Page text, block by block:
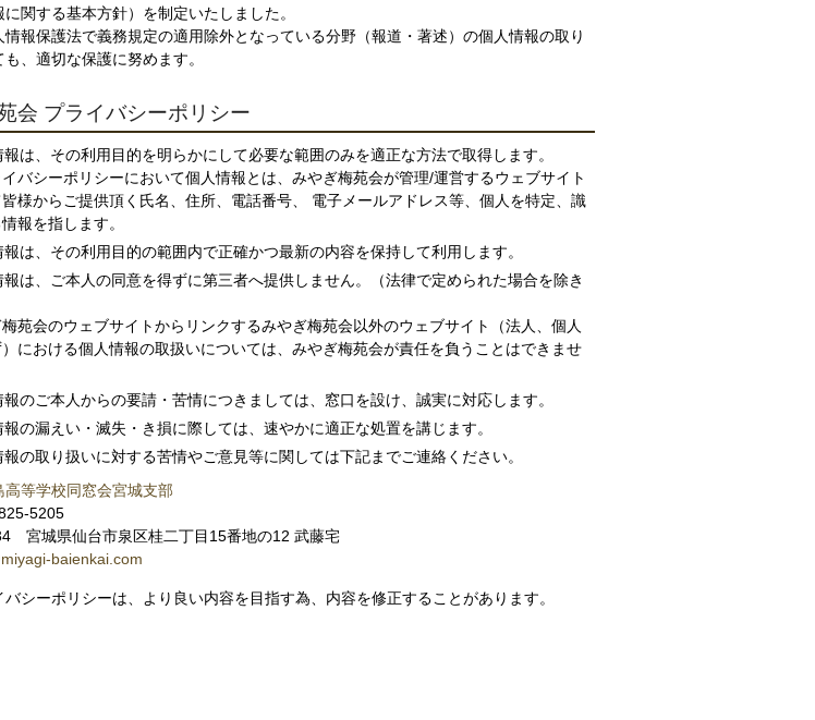
関する基本方針）を制定いたしました。
情報保護法で義務規定の適用除外となっている分野（報道・著述）の個人情報の取り
、適切な保護に努めます。
会 プライバシーポリシー
報は、その利用目的を明らかにして必要な範囲のみを適正な方法で取得します。
バシーポリシーにおいて個人情報とは、みやぎ梅苑会が管理/運営するウェブサイト
様からご提供頂く氏名、住所、電話番号、 電子メールアドレス等、個人を特定、識
報を指します。
報は、その利用目的の範囲内で正確かつ最新の内容を保持して利用します。
は、ご本人の同意を得ずに第三者へ提供しません。（法律で定められた場合を除き
苑会のウェブサイトからリンクするみやぎ梅苑会以外のウェブサイト（法人、個人
における個人情報の取扱いについては、みやぎ梅苑会が責任を負うことはできませ
のご本人からの要請・苦情につきましては、窓口を設け、誠実に対応します。
の漏えい・滅失・き損に際しては、速やかに適正な処置を講じます。
の取り扱いに対する苦情やご意見等に関しては下記までご連絡ください。
高等学校同窓会宮城支部
5205
宮城県仙台市泉区桂二丁目15番地の12 武藤宅
baienkai.com
バシーポリシーは、より良い内容を目指す為、内容を修正することがあります。